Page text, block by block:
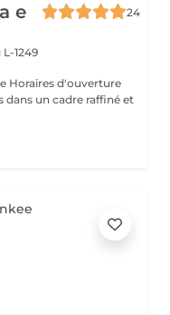
e
24
1249
Horaires d'ouverture
dans un cadre raffiné et